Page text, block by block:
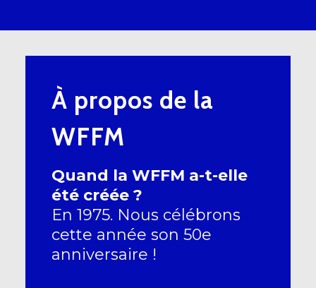
À propos de la
WFFM
Quand la WFFM a-t-elle
été créée ?
En 1975. Nous célébrons
cette année son 50e
anniversaire !